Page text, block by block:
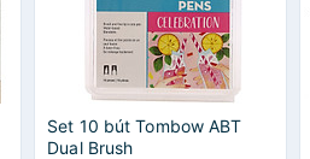
Set 10 bút Tombow ABT
Dual Brush